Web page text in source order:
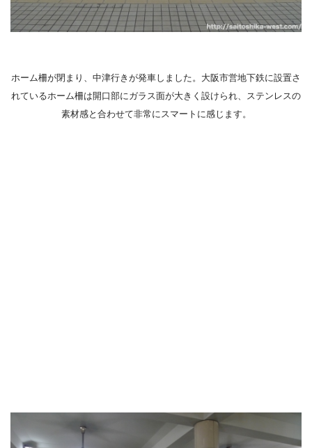
ホーム柵が閉まり、中津行きが発車しました。大阪市営地下鉄に設置さ
れているホーム柵は開口部にガラス面が大きく設けられ、ステンレスの
素材感と合わせて非常にスマートに感じます。